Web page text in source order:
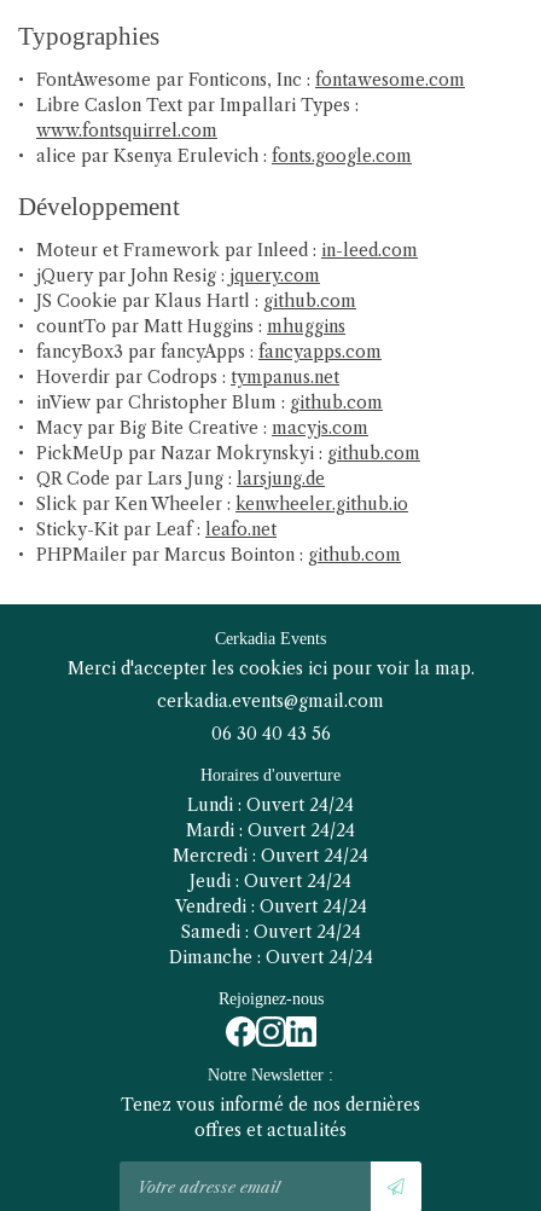
Actualités
Avis
Contact
Typographies
FontAwesome par Fonticons, Inc : fontawesome.com
Libre Caslon Text par Impallari Types :
www.fontsquirrel.com
alice par Ksenya Erulevich : fonts.google.com
Développement
Moteur et Framework par Inleed : in-leed.com
jQuery par John Resig : jquery.com
JS Cookie par Klaus Hartl : github.com
countTo par Matt Huggins : mhuggins
fancyBox3 par fancyApps : fancyapps.com
Hoverdir par Codrops : tympanus.net
inView par Christopher Blum : github.com
Macy par Big Bite Creative : macyjs.com
PickMeUp par Nazar Mokrynskyi : github.com
QR Code par Lars Jung : larsjung.de
Slick par Ken Wheeler : kenwheeler.github.io
Sticky-Kit par Leaf : leafo.net
PHPMailer par Marcus Bointon : github.com
Cerkadia Events
Merci d'accepter les cookies icipour voir la map.
06 30 40 43 56
Horaires d'ouverture
Lundi : Ouvert 24/24
Mardi : Ouvert 24/24
Mercredi : Ouvert 24/24
Jeudi : Ouvert 24/24
Vendredi : Ouvert 24/24
Samedi : Ouvert 24/24
Dimanche : Ouvert 24/24
Rejoignez-nous
Notre Newsletter :
Tenez vous informé de nos dernières
offres et actualités